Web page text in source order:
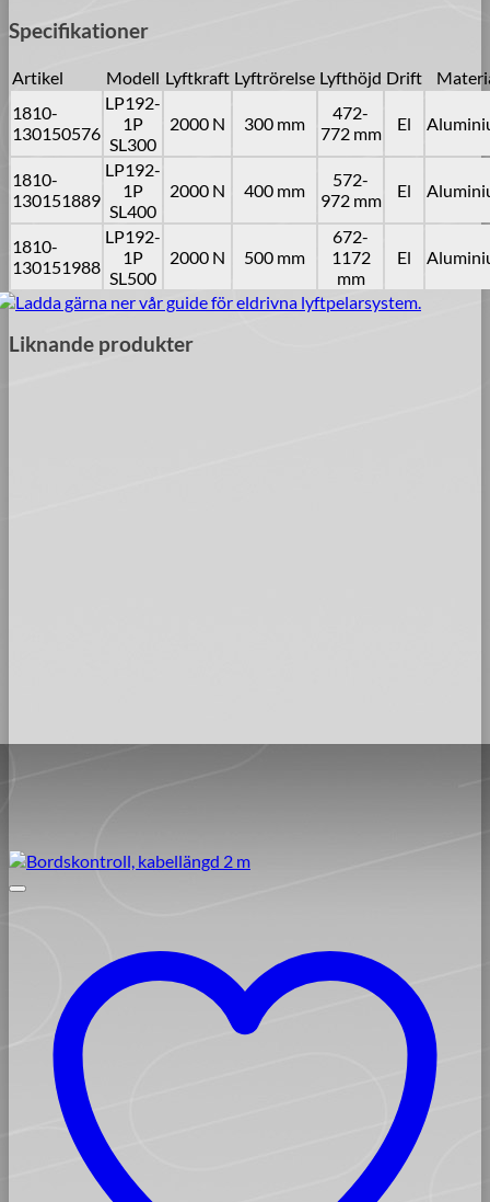
Specifikationer
Artikel Modell Lyftkraft Lyftrörelse Lyfthöjd Drift
1810-
130150576
LP192-
1P
SL300
2000 N 300 mm
472-
772 mm
El
1810-
130151889
LP192-
1P
SL400
2000 N 400 mm
572-
972 mm
El
1810-
130151988
LP192-
1P
SL500
2000 N 500 mm
672-
1172
mm
El
Ladda gärna ner vår guide för eldrivna lyftpelarsystem.
Liknande produkter